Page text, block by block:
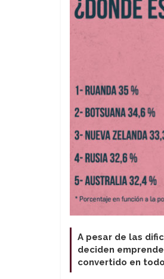
A pesar de las
deciden
convertido en